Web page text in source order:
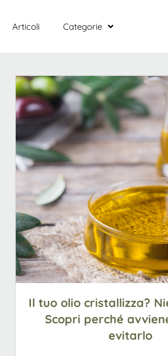
Articoli Categorie
Il tuo olio cristallizza?
Scopri perché
evitarlo